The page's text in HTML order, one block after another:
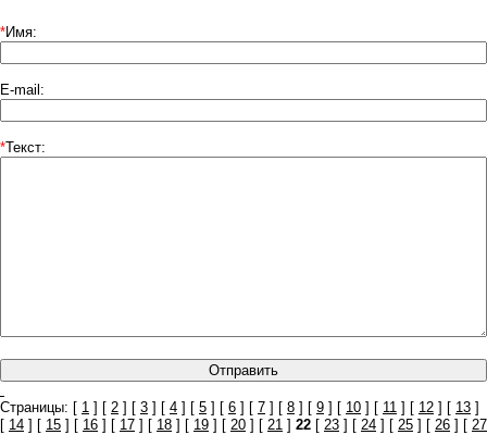
*Имя:
E-mail:
*Текст:
Страницы: [ 1 ] [ 2 ] [ 3 ] [ 4 ] [ 5 ] [ 6 ] [ 7 ] [ 8 ] [ 9 ] [ 10 ] [ 11 ] [ 12 ] [ 13 ]
[ 14 ] [ 15 ] [ 16 ] [ 17 ] [ 18 ] [ 19 ] [ 20 ] [ 21 ] 22 [ 23 ] [ 24 ] [ 25 ] [ 26 ] [ 27